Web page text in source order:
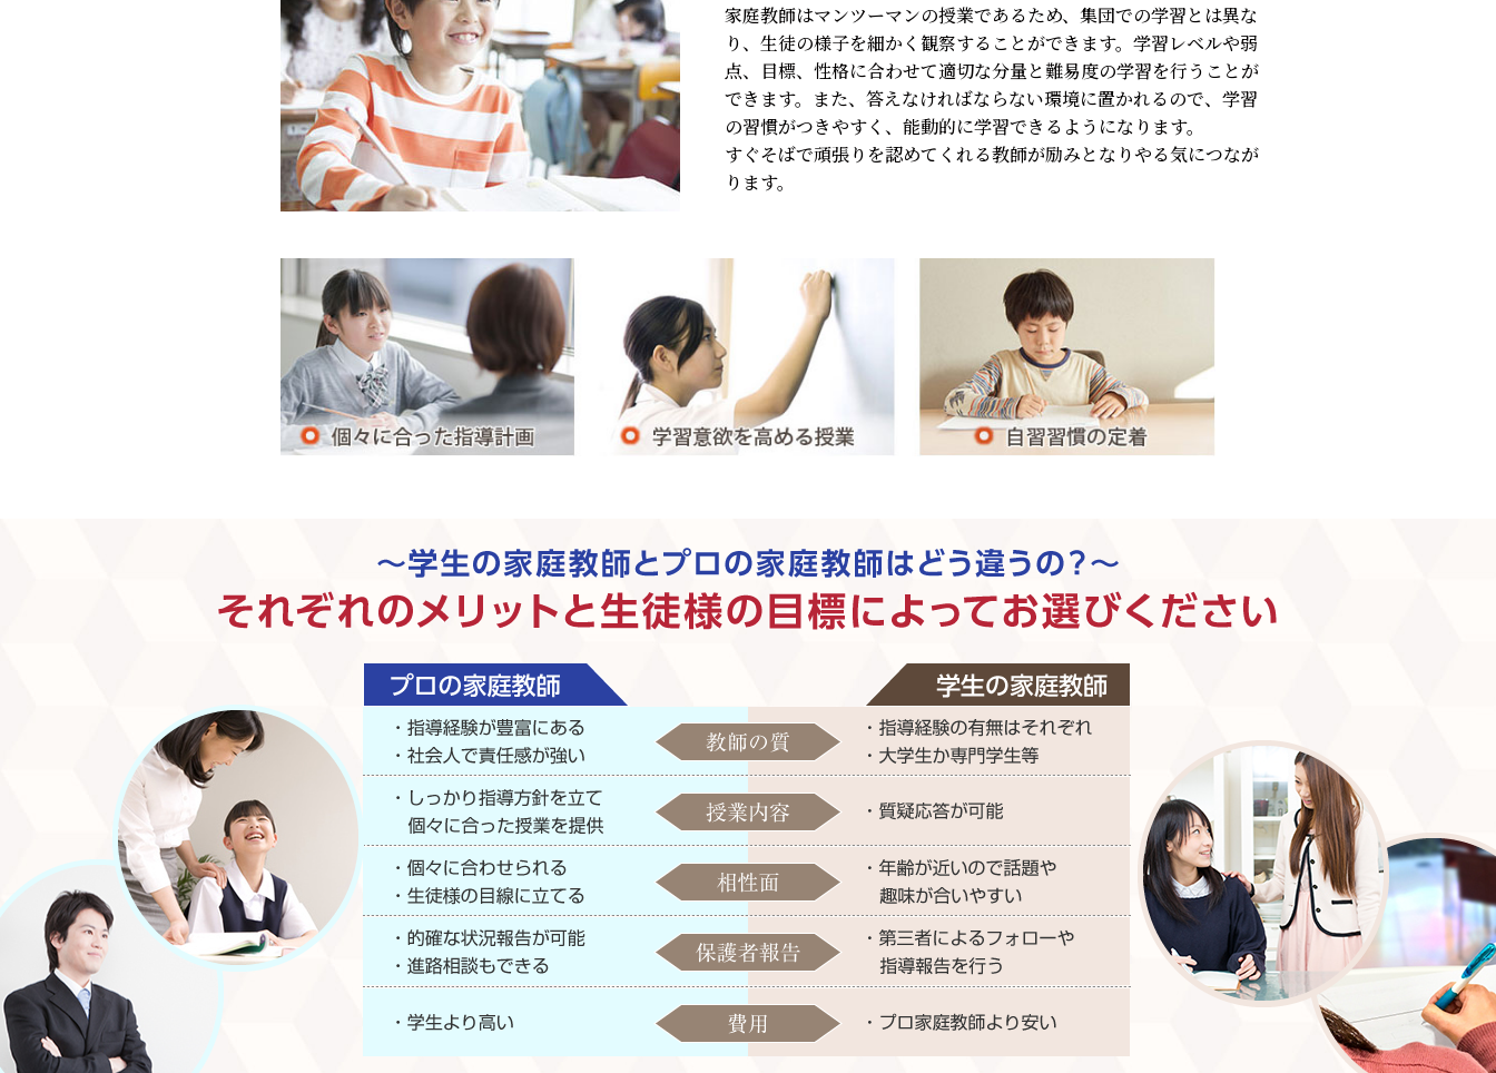
家庭教師はマンツーマンの授業であるため、集団での学習とは異な
り、生徒の様子を細かく観察することができます。学習レベルや弱
点、目標、性格に合わせて適切な分量と難易度の学習を行うことが
できます。また、答えなければならない環境に置かれるので、学習
の習慣がつきやすく、能動的に学習できるようになります。
すぐそばで頑張りを認めてくれる教師が励みとなりやる気につなが
ります。